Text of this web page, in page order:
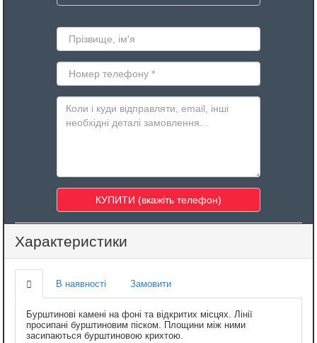
Характеристики
В наявності Замовити
Бурштинові камені на фоні та відкритих місцях. Лінії
просипані бурштиновим піском. Площини між ними
засипаються бурштиновою крихтою.